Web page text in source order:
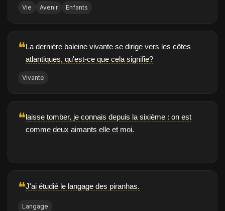
Vie Avenir Enfants
❝La dernière baleine vivante se dirige vers les côtes
atlantiques, qu'est-ce que cela signifie?
Vivante
❝laisse tomber, je connais depuis la sixième : on est
comme deux aimants elle et moi.
❝J'ai étudié le langage des piranhas.
Langage